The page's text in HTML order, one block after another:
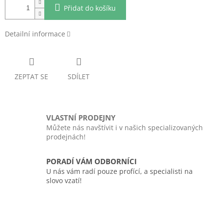
Přidat do košíku
Detailní informace
ZEPTAT SE SDÍLET
VLASTNÍ PRODEJNY
Můžete nás navštívit i v našich specializovaných
prodejnách!
PORADÍ VÁM ODBORNÍCI
U nás vám radí pouze profící, a specialisti na
slovo vzatí!